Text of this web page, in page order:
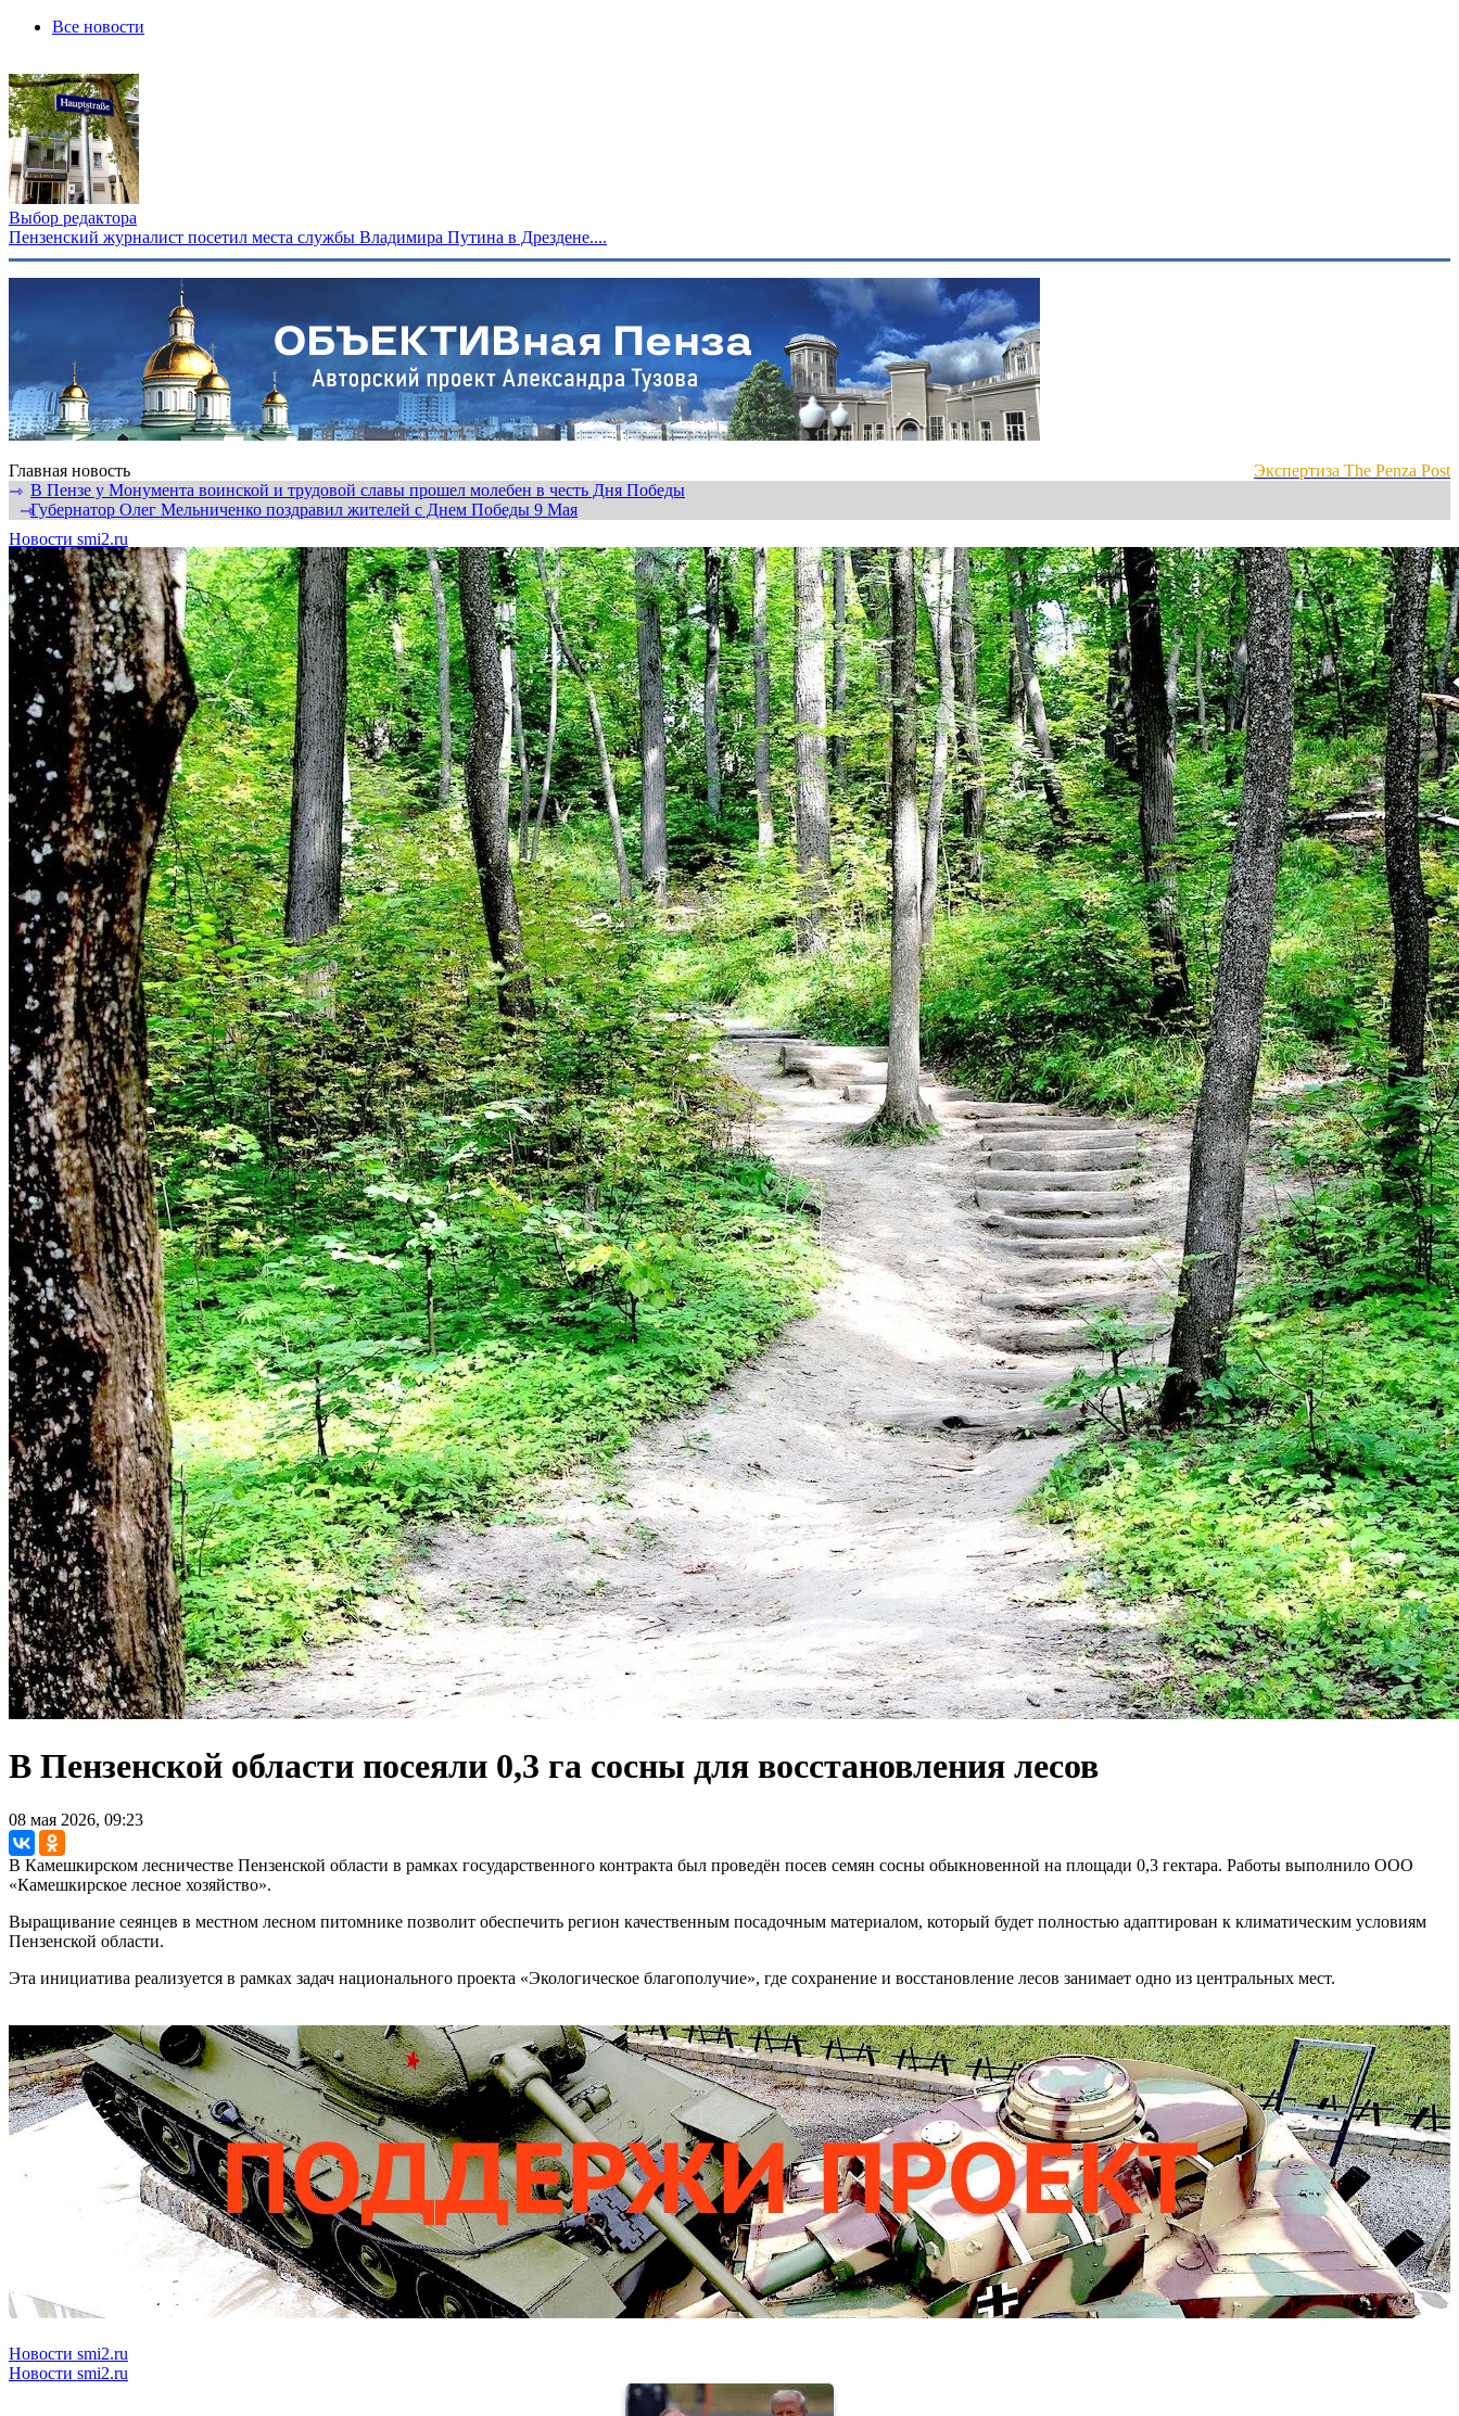
Все новости
Выбор редактора
Пензенский журналист посетил места службы Владимира Путина в Дрездене....
Главная новость
Экспертиза The Penza Post
⇾ В Пензе у Монумента воинской и трудовой славы прошел молебен в честь Дня Победы
⇾Губернатор Олег Мельниченко поздравил жителей с Днем Победы 9 Мая
Новости smi2.ru
В Пензенской области посеяли 0,3 га сосны для восстановления лесов
08 мая 2026, 09:23
В Камешкирском лесничестве Пензенской области в рамках государственного контракта был проведён посев семян сосны обыкновенной на площади 0,3 гектара. Работы выполнило ООО
«Камешкирское лесное хозяйство».
Выращивание сеянцев в местном лесном питомнике позволит обеспечить регион качественным посадочным материалом, который будет полностью адаптирован к климатическим условиям
Пензенской области.
Эта инициатива реализуется в рамках задач национального проекта «Экологическое благополучие», где сохранение и восстановление лесов занимает одно из центральных мест.
Новости smi2.ru
Новости smi2.ru